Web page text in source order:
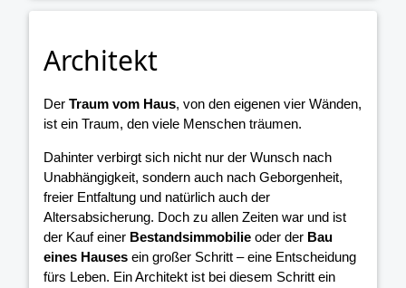
Architekt
Der Traum vom Haus, von den eigenen vier Wänden,
ist ein Traum, den viele Menschen träumen.
Dahinter verbirgt sich nicht nur der Wunsch nach
Unabhängigkeit, sondern auch nach Geborgenheit,
freier Entfaltung und natürlich auch der
Altersabsicherung. Doch zu allen Zeiten war und ist
der Kauf einer Bestandsimmobilie oder der Bau
eines Hauses ein großer Schritt – eine Entscheidung
fürs Leben. Ein Architekt ist bei diesem Schritt ein